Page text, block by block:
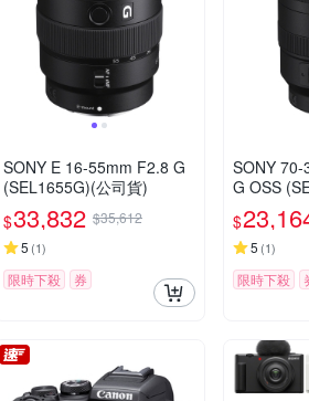
SONY E 16-55mm F2.8 G
(SEL1655G)(公司貨)
$33,832 $35,612
5 (1)
限時下殺 券
SONY
G OSS
貨)
$
5 (1)
限時下殺